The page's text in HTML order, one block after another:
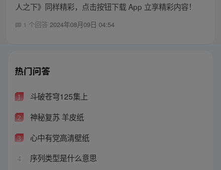
人之下》同样精彩，点击按钮下载 App 立享精彩内容！
1 个回答 2024年08月09日 04:54
热门问答
1 斗破苍穹125集上
2 神秘复苏 羊皮纸
3 心中有党高清壁纸
4 序列类型是什么意思